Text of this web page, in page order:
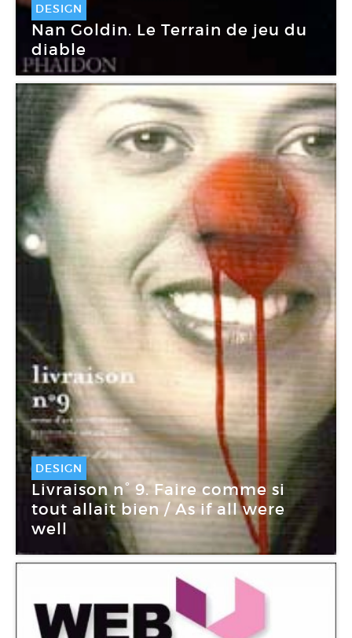
DESIGN
Nan Goldin. Le Terrain de jeu du
diable
DESIGN
Livraison n° 9. Faire comme si
tout allait bien / As if all were
well